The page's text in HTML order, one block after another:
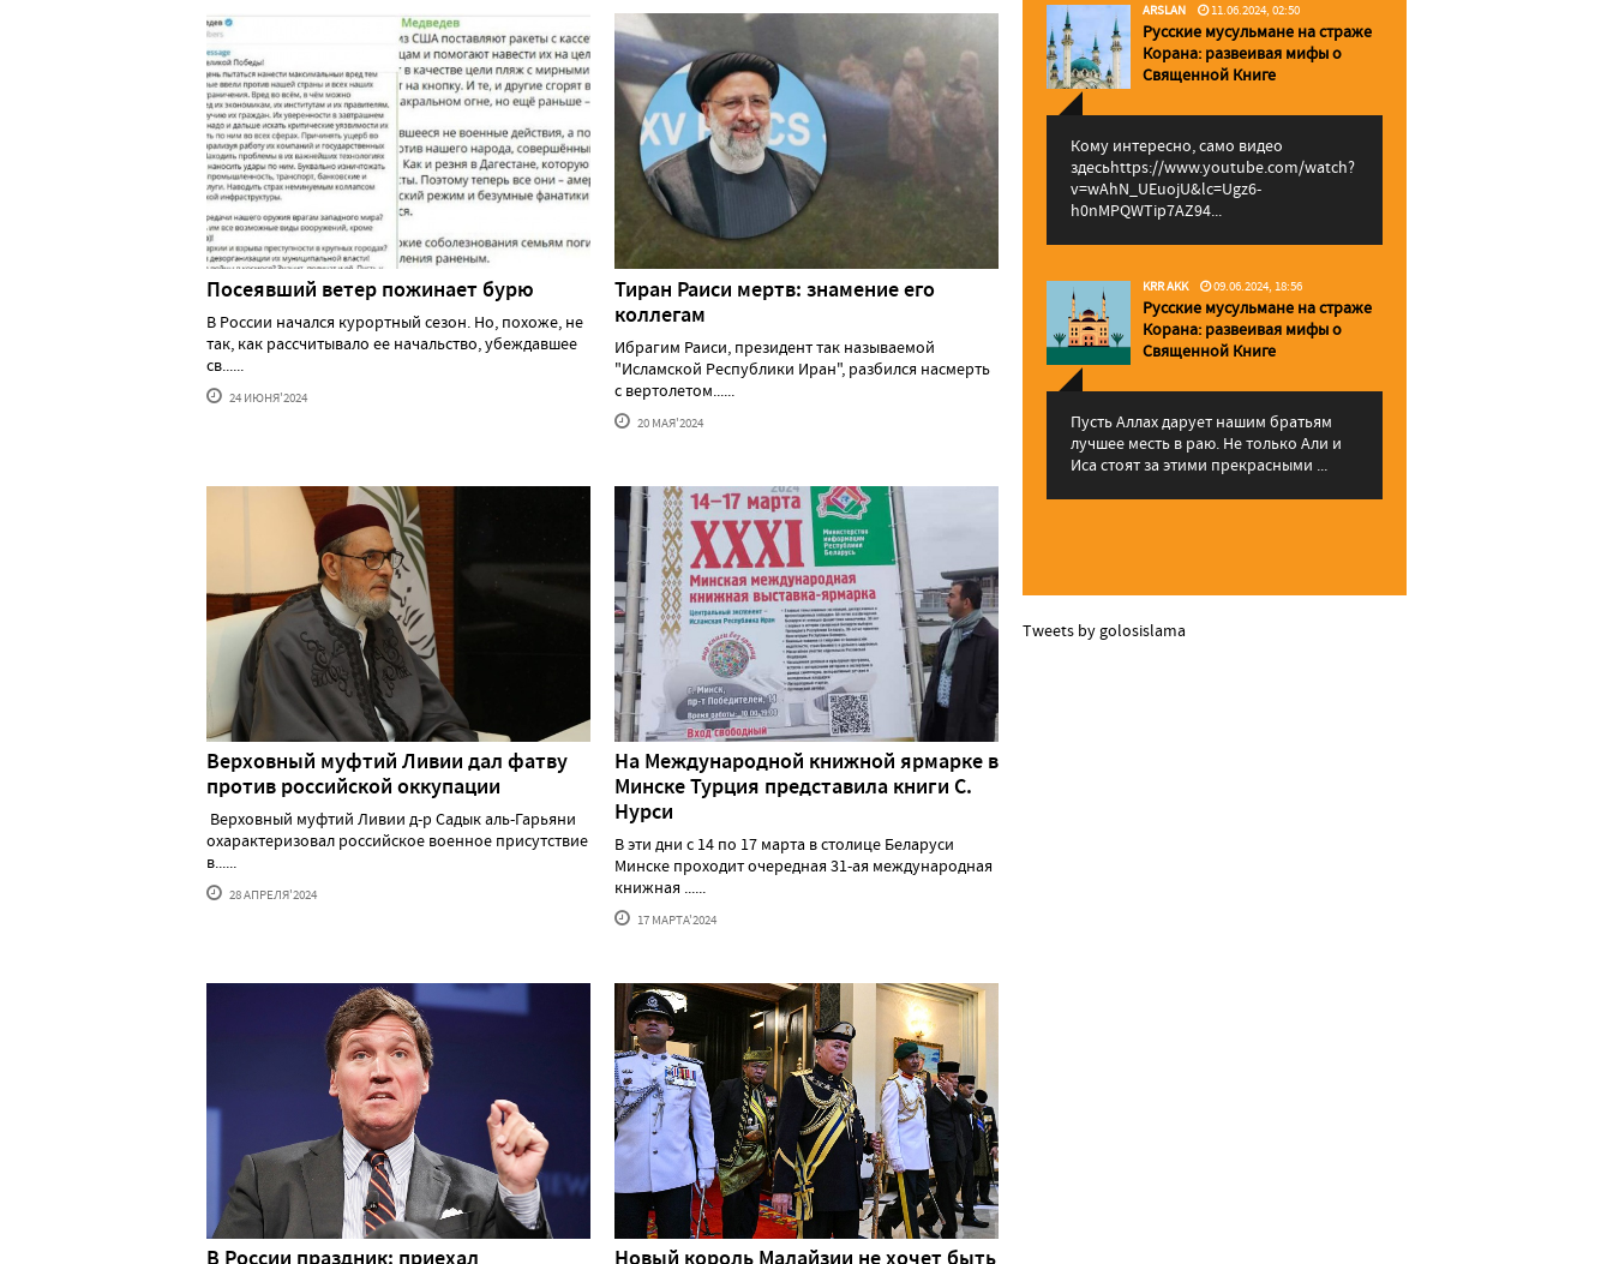
Посеявший ветер пожинает бурю
В России начался курортный сезон. Но, похоже, не
так, как рассчитывало ее начальство, убеждавшее
св......
24 ИЮНЯ'2024
Тиран Раиси мертв: знамение его
коллегам
Ибрагим Раиси, президент так называемой
"Исламской Республики Иран", разбился насмерть
с вертолетом......
20 МАЯ'2024
Верховный муфтий Ливии дал фатву
против российской оккупации
Верховный муфтий Ливии д-р Садык аль-Гарьяни
охарактеризовал российское военное присутствие
в......
28 АПРЕЛЯ'2024
На Международной книжной ярмарке в
Минске Турция представила книги С.
Нурси
В эти дни с 14 по 17 марта в столице Беларуси
Минске проходит очередная 31-ая международная
книжная ......
17 МАРТА'2024
ARSLAN 11.06.2024, 02:50
Русские мусульмане на страже
Корана: pазвеивая мифы о
Священной Книге
Кому интересно, само видео
здесьhttps://www.youtube.com/watch?
v=wAhN_UEuojU&lc=Ugz6-
h0nMPQWTip7AZ94...
KRR AKK 09.06.2024, 18:56
Русские мусульмане на страже
Корана: pазвеивая мифы о
Священной Книге
Пусть Аллах дарует нашим братьям
лучшее месть в раю. Не только Али и
Иса стоят за этими прекрасными ...
Tweets by golosislama